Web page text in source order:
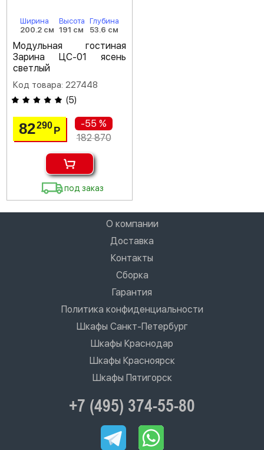
Ширина
200.2 см
Высота
191 см
Глубина
53.6 см
Модульная гостиная
Зарина ЦС-01 ясень
светлый
Код товара: 227448
(5)
82290Р
-55 %
182 870
под заказ
О компании
Доставка
Контакты
Сборка
Гарантия
Политика конфиденциальности
Шкафы Санкт-Петербург
Шкафы Краснодар
Шкафы Красноярск
Шкафы Пятигорск
+7 (495) 374-55-80